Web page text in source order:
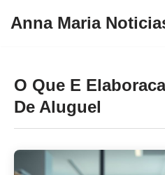
conteúdo
Anna Maria
O Que E
De Aluguel